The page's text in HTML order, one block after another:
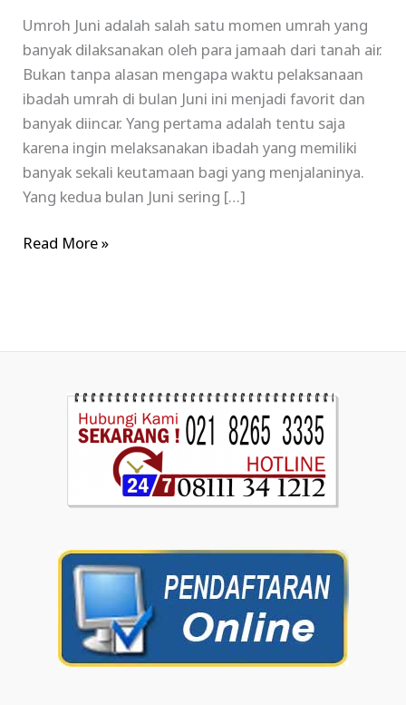
Umroh Juni adalah salah satu momen umrah yang
banyak dilaksanakan oleh para jamaah dari tanah air.
Bukan tanpa alasan mengapa waktu pelaksanaan
ibadah umrah di bulan Juni ini menjadi favorit dan
banyak diincar. Yang pertama adalah tentu saja
karena ingin melaksanakan ibadah yang memiliki
banyak sekali keutamaan bagi yang menjalaninya.
Yang kedua bulan Juni sering […]
Read More »